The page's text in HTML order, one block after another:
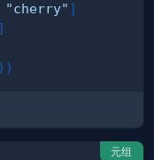
"cherry" ]
]
) )
元组